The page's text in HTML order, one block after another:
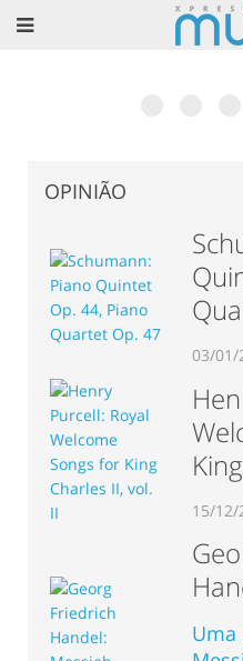
Museu Nacional da
6ª Edição do Talkfest já
O livro de César
OPINIÃO
03/01/
15/12/
Uma